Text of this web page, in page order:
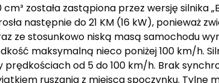
została zastąpiona przez wersję silnika
następnie do 21 KM (16 kW), ponieważ
ze stosunkowo niską masą samochodu
maksymalną nieco poniżej 100 km/h.
od 5 do 100 km/h. Brak
ruszania z miejsca spoczynku. Tylne